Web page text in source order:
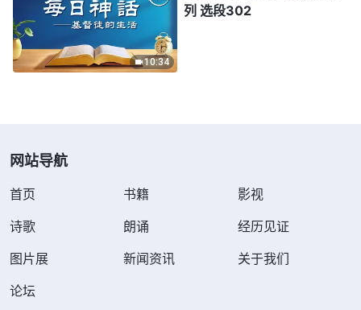
10:34
列 选段302
网站导航
首页 书籍
影视
诗歌
朗诵
经历见证
图片展
新闻资讯
关于我们
论坛